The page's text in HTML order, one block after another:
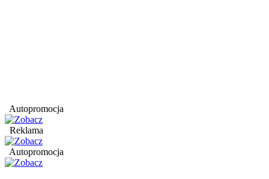
Autopromocja
Reklama
Autopromocja